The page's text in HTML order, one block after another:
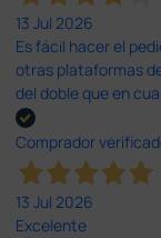
13 Jul 2026
Es fácil hacer el
otras plataformas
del doble que en
Comprador
13 Jul 2026
Excelente